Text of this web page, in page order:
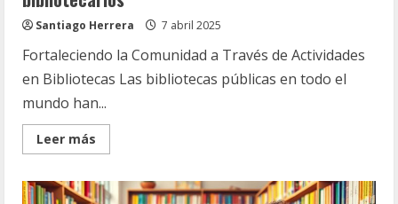
Santiago Herrera 7 abril 2025
Fortaleciendo la Comunidad a Través de Actividades
en Bibliotecas Las bibliotecas públicas en todo el
mundo han...
Leer más
more
comunitario
en